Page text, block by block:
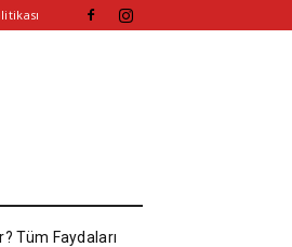
Tüm Faydaları